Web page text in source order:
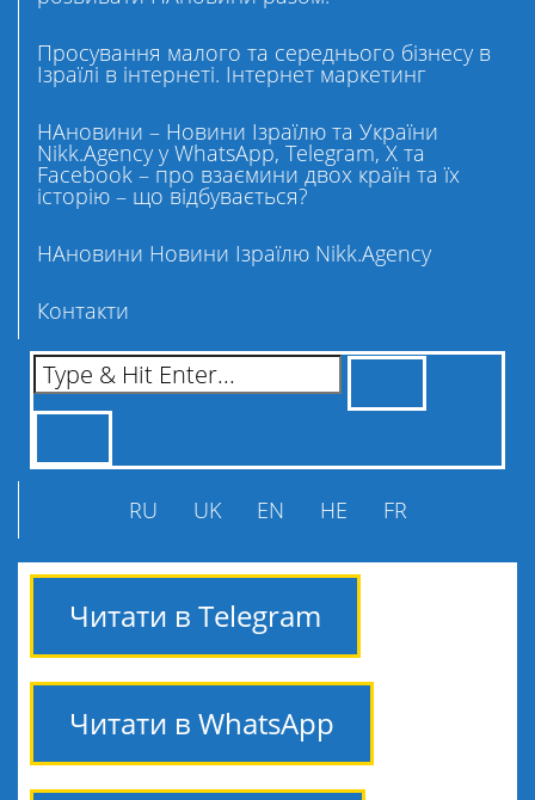
Просування малого та середнього бізнесу в
Ізраїлі в інтернеті. Інтернет маркетинг
НАновини – Новини Ізраїлю та України
Nikk.Agency у WhatsApp, Telegram, X та
Facebook – про взаємини двох країн та їх
історію – що відбувається?
НАновини Новини Ізраїлю Nikk.Agency
Контакти
RU UK EN HE FR
Читати в Telegram
Читати в WhatsApp